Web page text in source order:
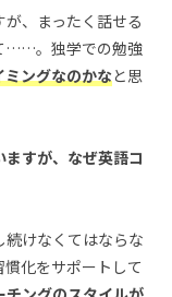
、まったく話せる
……。独学での勉強
ングなのかなと思
すが、なぜ英語コ
けなくてはならな
化をサポートして